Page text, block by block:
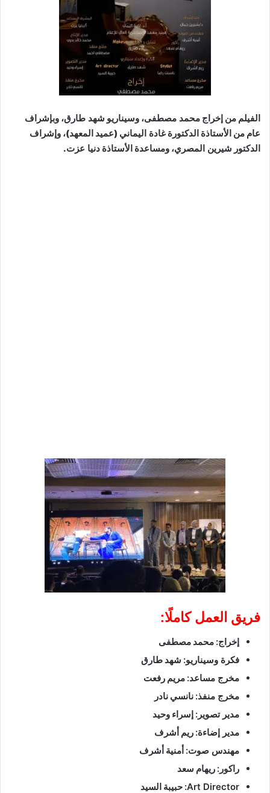
الفيلم من إخراج محمد مصطفى، وسيناريو شهد طارق، وبإشراف
عام من الأستاذة الدكتورة غادة اليماني (عميد المعهد)، وإشراف
الدكتور شيرين المصري، ومساعدة الأستاذة دنيا عزت.
فريق العمل كاملًا:
إخراج: محمد مصطفى
فكرة وسيناريو: شهد طارق
مخرج مساعد: مريم رفعت
مخرج منفذ: نانسي نادر
مدير تصوير: إسراء وحيد
مدير إضاءة: ريم أشرف
مهندس صوت: أمنية أشرف
راكور: ريهام سعد
Art Director: حبيبة السيد